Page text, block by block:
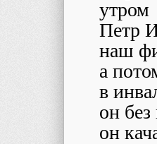
утром
Петр
наш
а
в
он без
он